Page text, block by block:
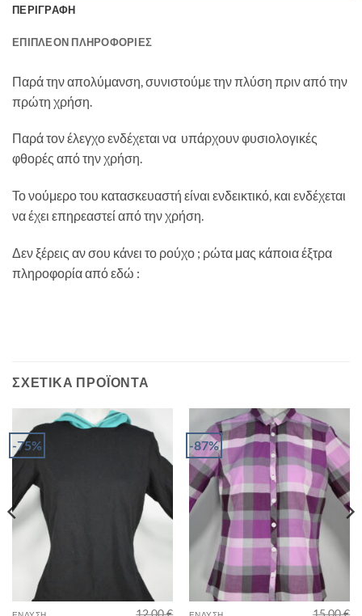
ΠΕΡΙΓΡΑΦΉ
ΕΠΙΠΛΈΟΝ ΠΛΗΡΟΦΟΡΊΕΣ
Παρά την απολύμανση, συνιστούμε την πλύση πριν από την
πρώτη χρήση.
Παρά τον έλεγχο ενδέχεται να υπάρχουν φυσιολογικές
φθορές από την χρήση.
Το νούμερο του κατασκευαστή είναι ενδεικτικό, και ενδέχεται
να έχει επηρεαστεί από την χρήση.
Δεν ξέρεις αν σου κάνει το ρούχο ; ρώτα μας κάποια έξτρα
πληροφορία από εδώ :
ΣΧΕΤΙΚΆ ΠΡΟΪΌΝΤΑ
-75% -87%